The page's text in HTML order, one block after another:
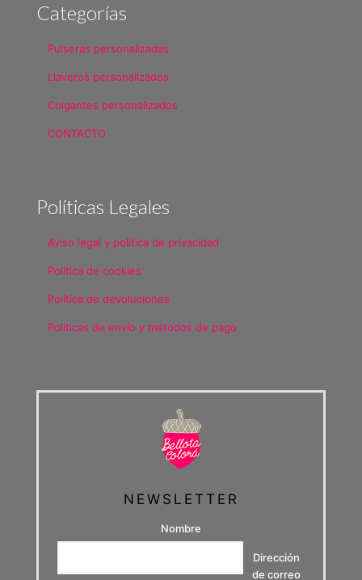
Categorías
Pulseras personalizadas
Llaveros personalizados
Colgantes personalizados
CONTACTO
Políticas Legales
Aviso legal y política de privacidad
Política de cookies
Política de devoluciones
Políticas de envío y métodos de pago
NEWSLETTER
Nombre
Dirección
de correo